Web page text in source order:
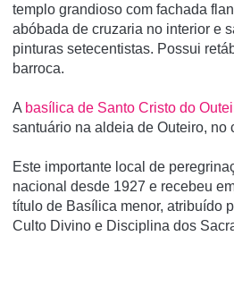
templo grandioso com fachada
abóbada de cruzaria no interior e
pinturas setecentistas. Possui
barroca.
A basí­lica de Santo Cristo do
santuário na aldeia de Outeiro, no
Este importante local de
nacional desde 1927 e recebeu
tí­tulo de Basí­lica menor, atribuí­do
Culto Divino e Disciplina dos